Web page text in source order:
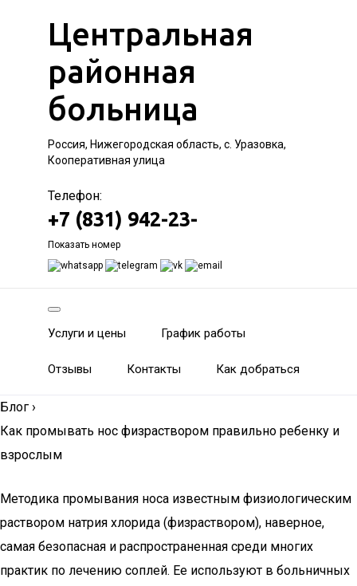
Центральная
районная
больница
Россия, Нижегородская область, с. Уразовка,
Кооперативная улица
Телефон:
+7 (831) 942-23-
Показать номер
Услуги и цены График работы
Отзывы Контакты Как добраться
Блог ›
Как промывать нос физраствором правильно ребенку и
взрослым
Методика промывания носа известным физиологическим
раствором натрия хлорида (физраствором), наверное,
самая безопасная и распространенная среди многих
практик по лечению соплей. Ее используют в больничных